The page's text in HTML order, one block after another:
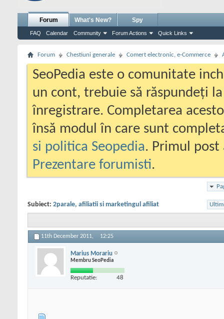
Forum
FAQ Calendar Community Forum Actions Quick Links
What's New? Spy
Forum Chestiuni generale Comert electronic, e-Commerce
SeoPedia este o comunitate
un cont, trebuie să răspundeți
înregistrare. Completarea
însă modul în care sunt
si politica Seopedia. Primul
Prezentare forumisti.
Subiect: 2parale, afiliatii si marketingul afiliat
11th December 2011, 12:25
Marius Morariu
Membru SeoPedia
Reputatie: 48